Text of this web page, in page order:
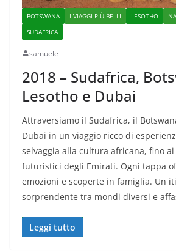
BOTSWANA I VIAGGI PIÙ BELLI LESOTHO
SUDAFRICA
samuele
2018 – Sudafrica,
Lesotho e Dubai
Attraversiamo il Sudafrica, il
Dubai in un viaggio ricco di
selvaggia alla cultura africana, fino ai
futuristici degli Emirati. Ogni tappa
emozioni e scoperte in famiglia. Un
sorprendente tra mondi diversi e
Leggi tutto